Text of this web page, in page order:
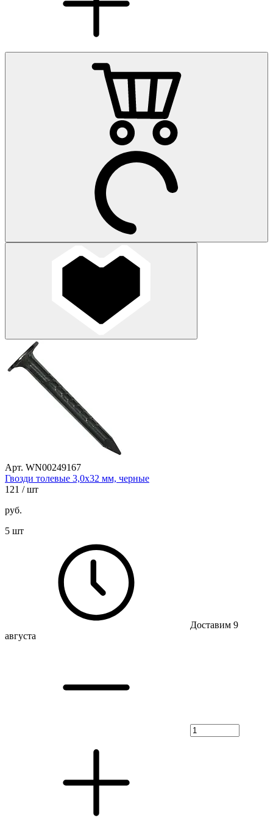
Арт. WN00249167
Гвозди толевые 3,0х32 мм, черные
121 / шт
руб.
5 шт
Доставим 9
августа